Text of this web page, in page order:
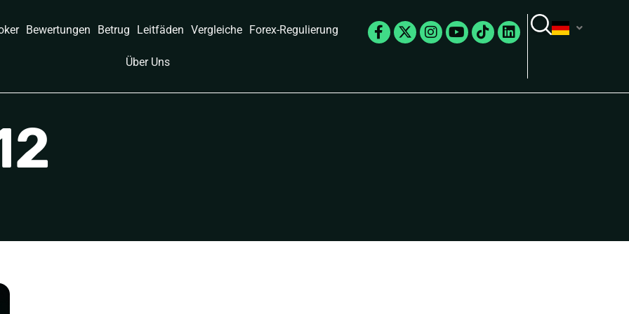
Bewertungen Betrug Leitfäden Vergleiche Forex-Regulierung
Über Uns
Facebook-
f
X-
twitter
Instagram
Youtube
TiktokLinkedin